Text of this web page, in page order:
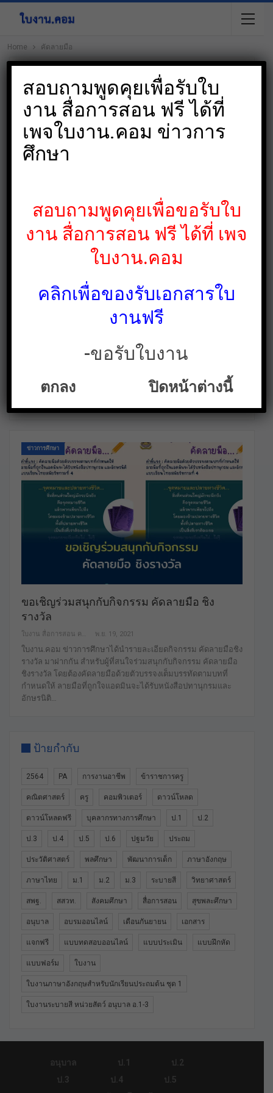
Home คัดลายมือ
คัดลายมือ
แนะนำฟอนต์คัดลายมือ คัดไทย ลายจุด พร้อม
ก.พ. 1, 2022
คัดลายมือ คัดไทย ลายจุด พร้อมวิธีติดตั้งฟอนต์ สามารถนำไปให้
ลูก นักเรียน ฝึกคัดลายมือได้เลยค่ะ สามารถดาวน์โหลดได้ที่ลิ้งค์
ข่าวการศึกษา
ขอเชิญร่วมสนุกกับกิจกรรม คัดลายมือ ชิง
รางวัล
พ.ย. 19, 2021
ใบงาน.คอม ข่าวการศึกษาได้นำรายละเอียดกิจกรรม คัดลายมือชิง
รางวัล มาฝากกัน สำหรับผู้ที่สนใจร่วมสนุกกับกิจกรรม คัดลายมือ
ชิงรางวัล โดยต้องคัดลายมือด้วยตัวบรรจงเต็มบรรทัดตามบทที่
กำหนดให้ ลายมือที่ถูกใจแอดมินจะได้รับหนังสือปทานุกรมและ
อักษรนิติ…
ป้ายกำกับ
2564 PA การงานอาชีพ ข้าราชการครู
คณิตศาสตร์ ครู คอมพิวเตอร์ ดาวน์โหลด
ดาวน์โหลดฟรี บุคลากรทางการศึกษา ป.1 ป.2
ป.3 ป.4 ป.5 ป.6 ปฐมวัย ประถม
ประวัติศาสตร์ พลศึกษา พัฒนาการเด็ก ภาษาอังกฤษ
ภาษาไทย ม.1 ม.2 ม.3 ระบายสี วิทยาศาสตร์
สพฐ. สสวท. สังคมศึกษา สื่อการสอน สุขพละศึกษา
อนุบาล อบรมออนไลน์ เดือนกันยายน เอกสาร
แจกฟรี แบบทดสอบออนไลน์ แบบประเมิน แบบฝึกหัด
แบบฟอร์ม ใบงาน
ใบงานภาษาอังกฤษสำหรับนักเรียนประถมต้น ชุด 1
ใบงานระบายสี หน่วยสัตว์ อนุบาล อ.1-3
อนุบาล ป.1
ป.2
ป.3
ป.4
ป.5
สอบถามพูดคุยเพื่อรับใบ
งาน สื่อการสอน ฟรี ได้ที่
เพจใบงาน.คอม ข่าวการ
ศึกษา
สอบถามพูดคุยเพื่อขอรับใบ
งาน สื่อการสอน ฟรี ได้ที่ เพจ
ใบงาน.คอม
คลิกเพื่อของรับเอกสารใบ
งานฟรี
-ขอรับใบงาน
ตกลง ปิดหน้าต่างนี้